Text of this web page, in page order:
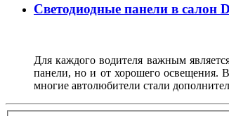
Светодиодные панели в салон
Для каждого водителя важным
панели, но и от хорошего освещения. В
многие автолюбители стали